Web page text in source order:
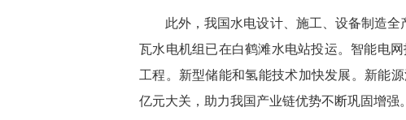
此外，我国水电设计、施工、设备制造全
瓦水电机组已在白鹤滩水电站投运。智能电
工程。新型储能和氢能技术加快发展。新能
亿元大关，助力我国产业链优势不断巩固增强。